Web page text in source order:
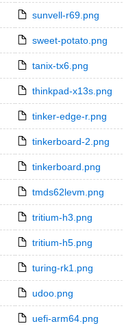
sunvell-r69.png
sweet-potato.png
tanix-tx6.png
thinkpad-x13s.png
tinker-edge-r.png
tinkerboard-2.png
tinkerboard.png
tmds62levm.png
tritium-h3.png
tritium-h5.png
turing-rk1.png
udoo.png
uefi-arm64.png